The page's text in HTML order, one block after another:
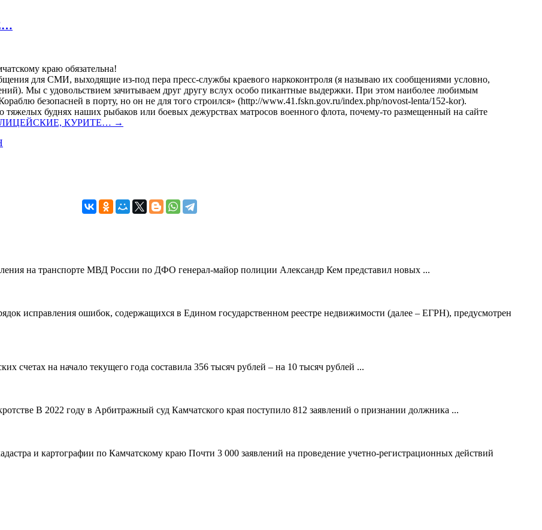
краю обязательна!
для СМИ, выходящие из-под пера пресс-службы краевого наркоконтроля (я называю их сообщениями условно,
Мы с удовольствием зачитываем друг другу вслух особо пикантные выдержки. При этом наиболее любимым
безопасней в порту, но он не для того строился» (http://www.41.fskn.gov.ru/index.php/novost-lenta/152-kor).
тяжелых буднях наших рыбаков или боевых дежурствах матросов военного флота, почему-то размещенный на сайте
КУРИТЕ… →
на транспорте МВД России по ДФО генерал-майор полиции Александр Кем представил новых ...
исправления ошибок, содержащихся в Едином государственном реестре недвижимости (далее – ЕГРН), предусмотрен
счетах на начало текущего года составила 356 тысяч рублей – на 10 тысяч рублей ...
В 2022 году в Арбитражный суд Камчатского края поступило 812 заявлений о признании должника ...
и картографии по Камчатскому краю Почти 3 000 заявлений на проведение учетно-регистрационных действий